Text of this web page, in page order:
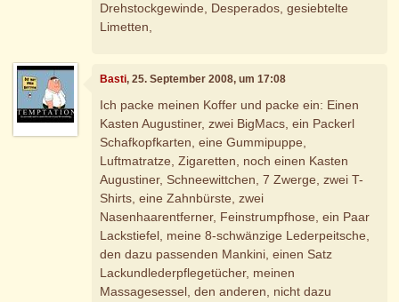
Drehstockgewinde, Desperados, gesiebtelte
Limetten,
Basti, 25. September 2008, um 17:08
Ich packe meinen Koffer und packe ein: Einen
Kasten Augustiner, zwei BigMacs, ein Packerl
Schafkopfkarten, eine Gummipuppe,
Luftmatratze, Zigaretten, noch einen Kasten
Augustiner, Schneewittchen, 7 Zwerge, zwei T-
Shirts, eine Zahnbürste, zwei
Nasenhaarentferner, Feinstrumpfhose, ein Paar
Lackstiefel, meine 8-schwänzige Lederpeitsche,
den dazu passenden Mankini, einen Satz
Lackundlederpflegetücher, meinen
Massagesessel, den anderen, nicht dazu